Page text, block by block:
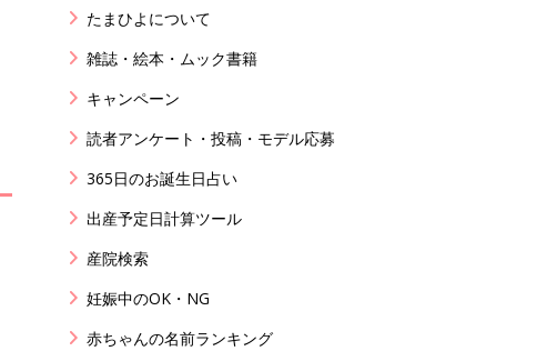
たまひよについて
雑誌・絵本・ムック書籍
キャンペーン
読者アンケート・投稿・モデル応募
365日のお誕生日占い
出産予定日計算ツール
産院検索
妊娠中のOK・NG
赤ちゃんの名前ランキング